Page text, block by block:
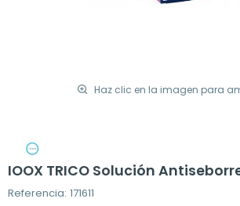
Haz clic en la imagen para
IOOX TRICO Solución
Referencia: 171611